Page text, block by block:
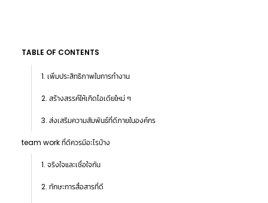
TABLE OF CONTENTS
1. เพิ่มประสิทธิภาพในการทำงาน
2. สร้างสรรค์ให้เกิดไอเดียใหม่ ๆ
3. ส่งเสริมความสัมพันธ์ที่ดีภายในองค์กร
team work ที่ดีควรมีอะไรบ้าง
1. จริงใจและเชื่อใจกัน
2. ทักษะการสื่อสารที่ดี